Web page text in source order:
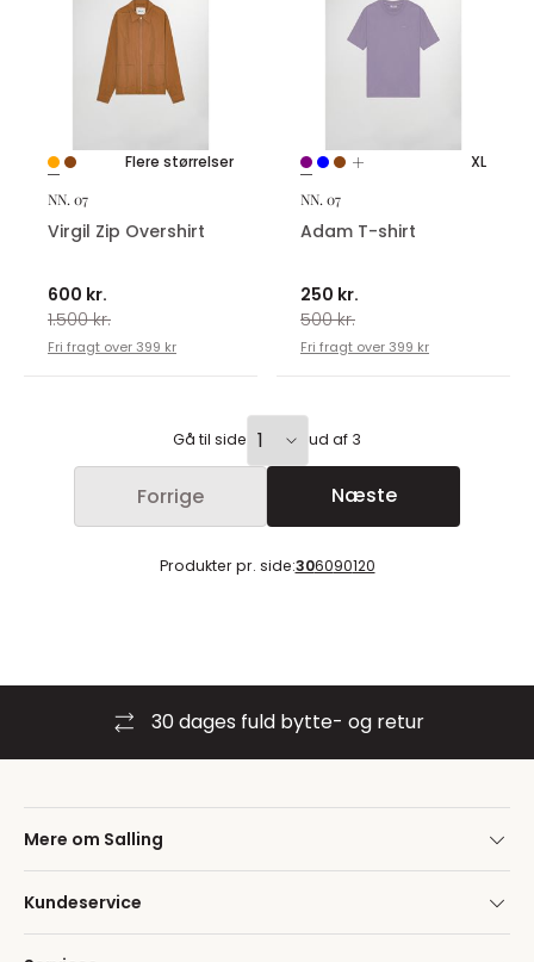
Flere størrelser
NN. 07
Virgil Zip Overshirt
600 kr.
1.500 kr.
Fri fragt over 399 kr
XL
NN. 07
Adam T-shirt
250 kr.
500 kr.
Fri fragt over 399 kr
Gå til side ud af 3
Forrige Næste
Produkter pr. side:306090120
30 dages fuld bytte- og retur
Mere om Salling
Kundeservice